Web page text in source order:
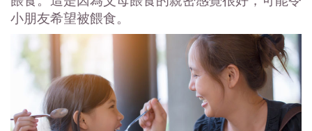
小朋友希望被餵食。